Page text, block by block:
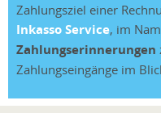
Zahlungsziel einer
Inkasso Service, im
Zahlungserinnerungen
Zahlungseingänge im